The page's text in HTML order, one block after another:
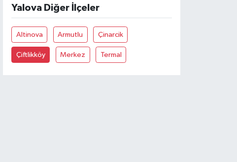
Yalova Diğer İlçeler
Altinova Armutlu Çinarcik
Çiftlikköy Merkez Termal